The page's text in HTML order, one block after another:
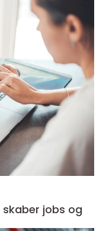
jobs og